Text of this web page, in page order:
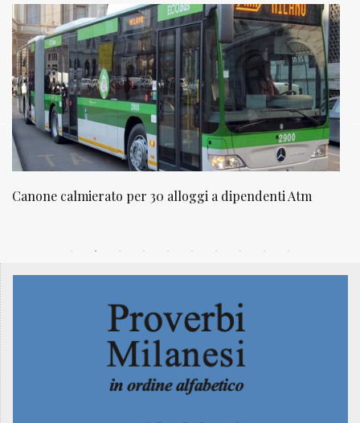
a dipendenti Atm NATUROPATIA IN BREVE 20/01